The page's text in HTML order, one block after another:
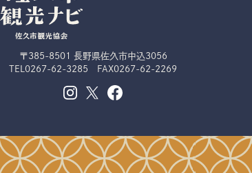
〒385-8501 長野県佐久市中込3056
TEL 0267-62-3285 FAX0267-62-2269